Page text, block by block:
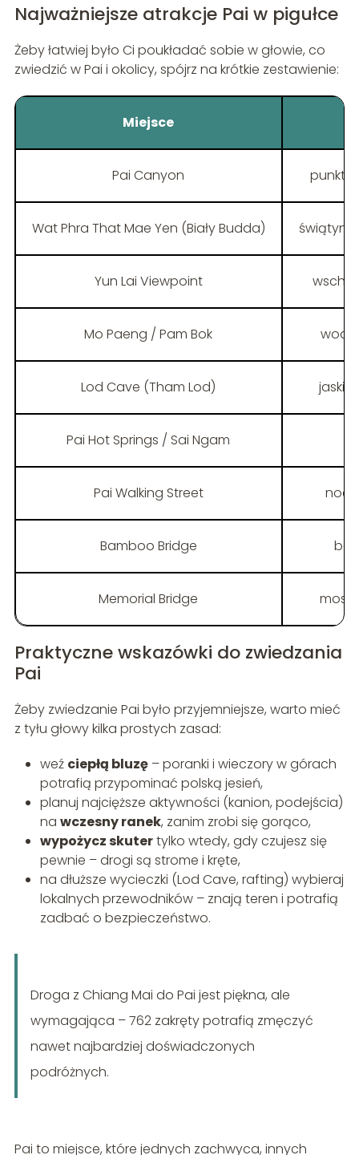
Najważniejsze atrakcje Pai w pigułce
Żeby łatwiej było Ci poukładać sobie w głowie, co
zwiedzić w Pai i okolicy, spójrz na krótkie zestawienie:
Miejsce
Pai Canyon punkt
Wat Phra That Mae Yen (Biały Budda)
Yun Lai Viewpoint
Mo Paeng / Pam Bok
Lod Cave (Tham Lod)
Pai Hot Springs / Sai Ngam
Pai Walking Street
Bamboo Bridge
Memorial Bridge most
Praktyczne wskazówki do zwiedzania
Pai
Żeby zwiedzanie Pai było przyjemniejsze, warto mieć
z tyłu głowy kilka prostych zasad:
weź ciepłą bluzę– poranki i wieczory w górach
potrafią przypominać polską jesień,
planuj najcięższe aktywności (kanion, podejścia)
na wczesny ranek, zanim zrobi się gorąco,
wypożycz skutertylko wtedy, gdy czujesz się
pewnie – drogi są strome i kręte,
na dłuższe wycieczki (Lod Cave, rafting) wybieraj
lokalnych przewodników – znają teren i potrafią
zadbać o bezpieczeństwo.
Droga z Chiang Mai do Pai jest piękna, ale
wymagająca – 762 zakręty potrafią zmęczyć
nawet najbardziej doświadczonych
podróżnych.
Pai to miejsce, które jednych zachwyca, innych